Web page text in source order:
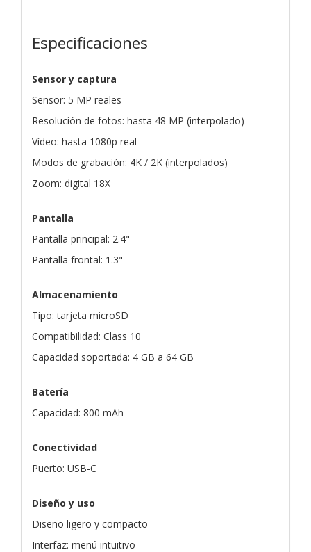
Especificaciones
Sensor y captura
Sensor: 5 MP reales
Resolución de fotos: hasta 48 MP (interpolado)
Vídeo: hasta 1080p real
Modos de grabación: 4K / 2K (interpolados)
Zoom: digital 18X
Pantalla
Pantalla principal: 2.4"
Pantalla frontal: 1.3"
Almacenamiento
Tipo: tarjeta microSD
Compatibilidad: Class 10
Capacidad soportada: 4 GB a 64 GB
Batería
Capacidad: 800 mAh
Conectividad
Puerto: USB-C
Diseño y uso
Diseño ligero y compacto
Interfaz: menú intuitivo